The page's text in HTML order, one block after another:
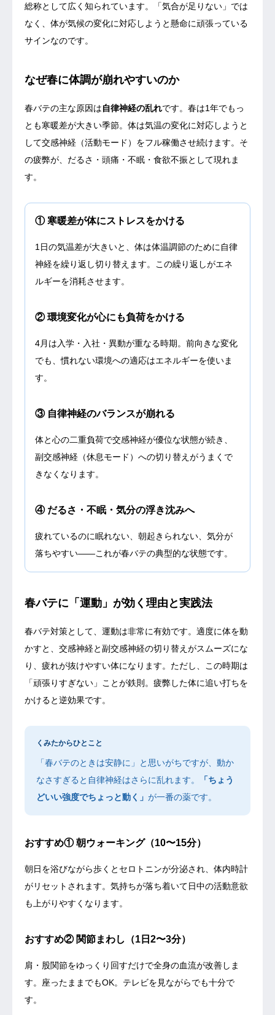
総称として広く知られています。「気合が足りない」では
なく、体が気候の変化に対応しようと懸命に頑張っている
サインなのです。
なぜ春に体調が崩れやすいのか
春バテの主な原因は自律神経の乱れです。春は1年でもっ
とも寒暖差が大きい季節。体は気温の変化に対応しようと
して交感神経（活動モード）をフル稼働させ続けます。そ
の疲弊が、だるさ・頭痛・不眠・食欲不振として現れま
す。
① 寒暖差が体にストレスをかける
1日の気温差が大きいと、体は体温調節のために自律
神経を繰り返し切り替えます。この繰り返しがエネ
ルギーを消耗させます。
② 環境変化が心にも負荷をかける
4月は入学・入社・異動が重なる時期。前向きな変化
でも、慣れない環境への適応はエネルギーを使いま
す。
③ 自律神経のバランスが崩れる
体と心の二重負荷で交感神経が優位な状態が続き、
副交感神経（休息モード）への切り替えがうまくで
きなくなります。
④ だるさ・不眠・気分の浮き沈みへ
疲れているのに眠れない、朝起きられない、気分が
落ちやすい——これが春バテの典型的な状態です。
春バテに「運動」が効く理由と実践法
春バテ対策として、運動は非常に有効です。適度に体を動
かすと、交感神経と副交感神経の切り替えがスムーズにな
り、疲れが抜けやすい体になります。ただし、この時期は
「頑張りすぎない」ことが鉄則。疲弊した体に追い打ちを
かけると逆効果です。
くみたからひとこと
「春バテのときは安静に」と思いがちですが、動か
なさすぎると自律神経はさらに乱れます。
「ちょう
どいい強度でちょっと動く」が一番の薬です。
おすすめ① 朝ウォーキング（10〜15分）
朝日を浴びながら歩くとセロトニンが分泌され、体内時計
がリセットされます。気持ちが落ち着いて日中の活動意欲
も上がりやすくなります。
おすすめ② 関節まわし（1日2〜3分）
肩・股関節をゆっくり回すだけで全身の血流が改善しま
す。座ったままでもOK。テレビを見ながらでも十分で
す。